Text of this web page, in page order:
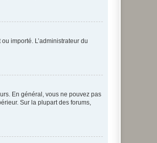
importé. L’administrateur du
En général, vous ne pouvez pas
Sur la plupart des forums,